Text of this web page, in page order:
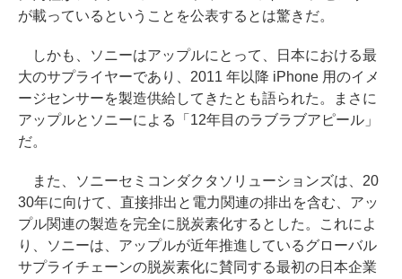
が載っているということを公表するとは驚きだ。
しかも、ソニーはアップルにとって、日本における最
大のサプライヤーであり、2011 年以降 iPhone 用のイメ
ージセンサーを製造供給してきたとも語られた。まさに
アップルとソニーによる「12年目のラブラブアピール」
だ。
また、ソニーセミコンダクタソリューションズは、20
30年に向けて、直接排出と電力関連の排出を含む、アッ
プル関連の製造を完全に脱炭素化するとした。これによ
り、ソニーは、アップルが近年推進しているグローバル
サプライチェーンの脱炭素化に賛同する最初の日本企業